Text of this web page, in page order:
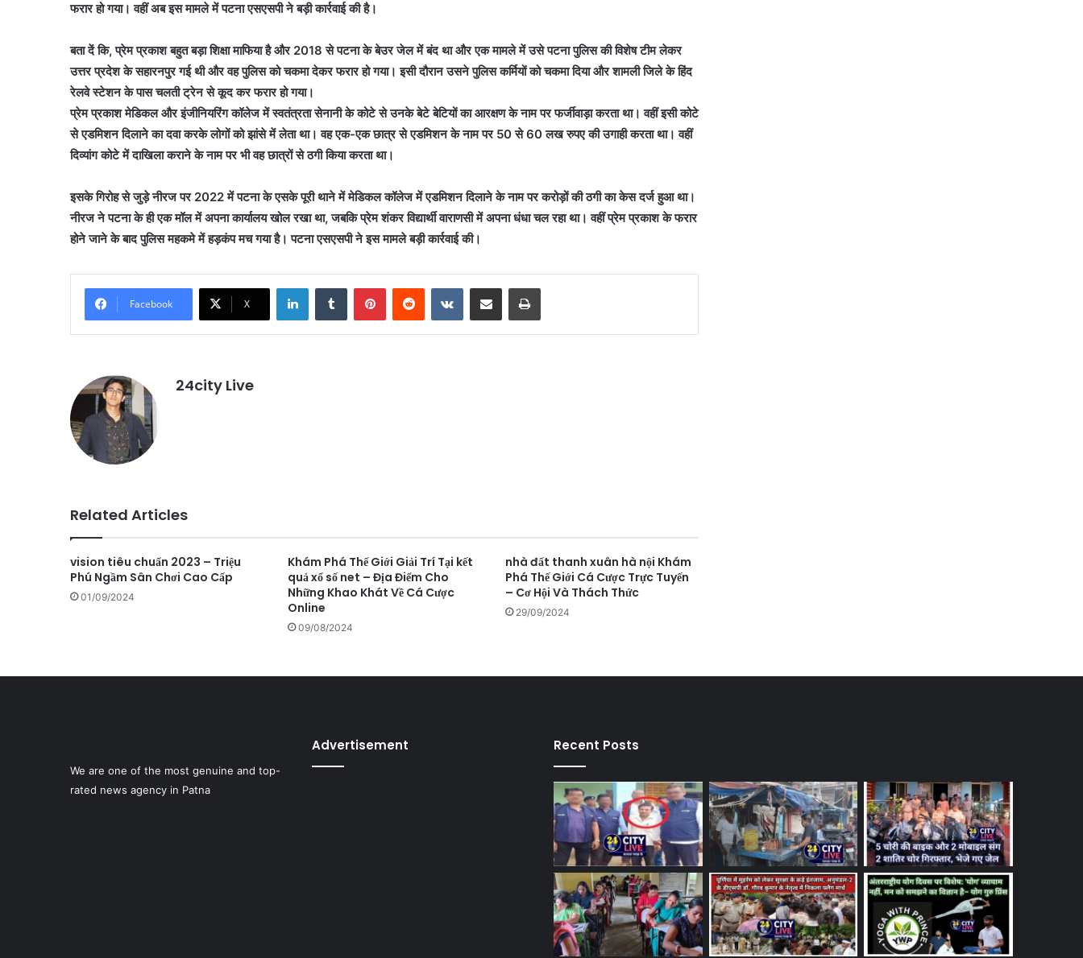
फरार हो गया। वहीं अब इस मामले में पटना एसएसपी ने बड़ी कार्रवाई की है।
बता दें कि, प्रेम प्रकाश बहुत बड़ा शिक्षा माफिया है और 2018 से पटना के बेउर जेल में बंद था और एक मामले में उसे पटना पुलिस की विशेष टीम लेकर
उत्तर प्रदेश के सहारनपुर गई थी और वह पुलिस को चकमा देकर फरार हो गया। इसी दौरान उसने पुलिस कर्मियों को चकमा दिया और शामली जिले के हिंद
रेलवे स्टेशन के पास चलती ट्रेन से कूद कर फरार हो गया।
प्रेम प्रकाश मेडिकल और इंजीनियरिंग कॉलेज में स्वतंत्रता सेनानी के कोटे से उनके बेटे बेटियों का आरक्षण के नाम पर फर्जीवाड़ा करता था। वहीं इसी कोटे
से एडमिशन दिलाने का दवा करके लोगों को झांसे में लेता था। वह एक-एक छात्र से एडमिशन के नाम पर 50 से 60 लख रुपए की उगाही करता था। वहीं
दिव्यांग कोटे में दाखिला कराने के नाम पर भी वह छात्रों से ठगी किया करता था।
इसके गिरोह से जुड़े नीरज पर 2022 में पटना के एसके पूरी थाने में मेडिकल कॉलेज में एडमिशन दिलाने के नाम पर करोड़ों की ठगी का केस दर्ज हुआ था।
नीरज ने पटना के ही एक मॉल में अपना कार्यालय खोल रखा था, जबकि प्रेम शंकर विद्यार्थी वाराणसी में अपना धंधा चल रहा था। वहीं प्रेम प्रकाश के फरार
होने जाने के बाद पुलिस महकमे में हड़कंप मच गया है। पटना एसएसपी ने इस मामले बड़ी कार्रवाई की।
Facebook X
LinkedInTumblr PinterestReddit VKontakteShare via Email Print
24city Live
Related Articles
vision tiêu chuẩn 2023 – Triệu
Phú Ngầm Sân Chơi Cao Cấp
01/09/2024
Khám Phá Thế Giới Giải Trí Tại kết
quả xổ số net – Địa Điểm Cho
Những Khao Khát Về Cá Cược
Online
09/08/2024
nhà đất thanh xuân hà nội Khám
Phá Thế Giới Cá Cược Trực Tuyến
– Cơ Hội Và Thách Thức
29/09/2024
We are one of the most genuine and top-
rated news agency in Patna
Advertisement Recent Posts